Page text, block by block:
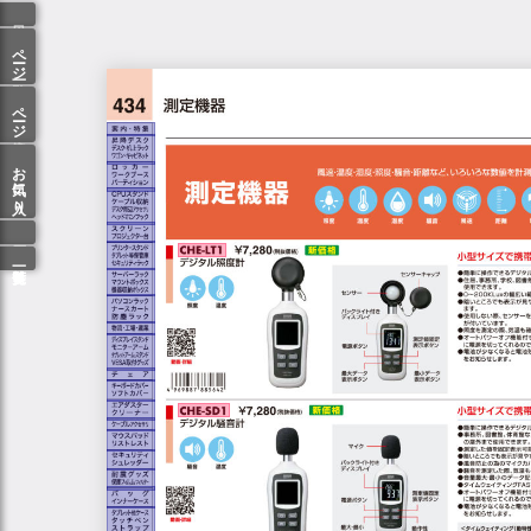
ページ一覧
ページ検索
お気に入り